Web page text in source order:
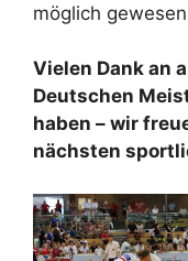
möglich
Vielen Dank an
Deutschen
haben – wir
nächsten